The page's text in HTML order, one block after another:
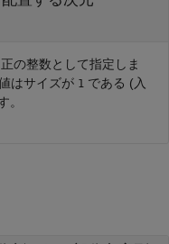
の整数として指定しま
はサイズが 1 である (入
。